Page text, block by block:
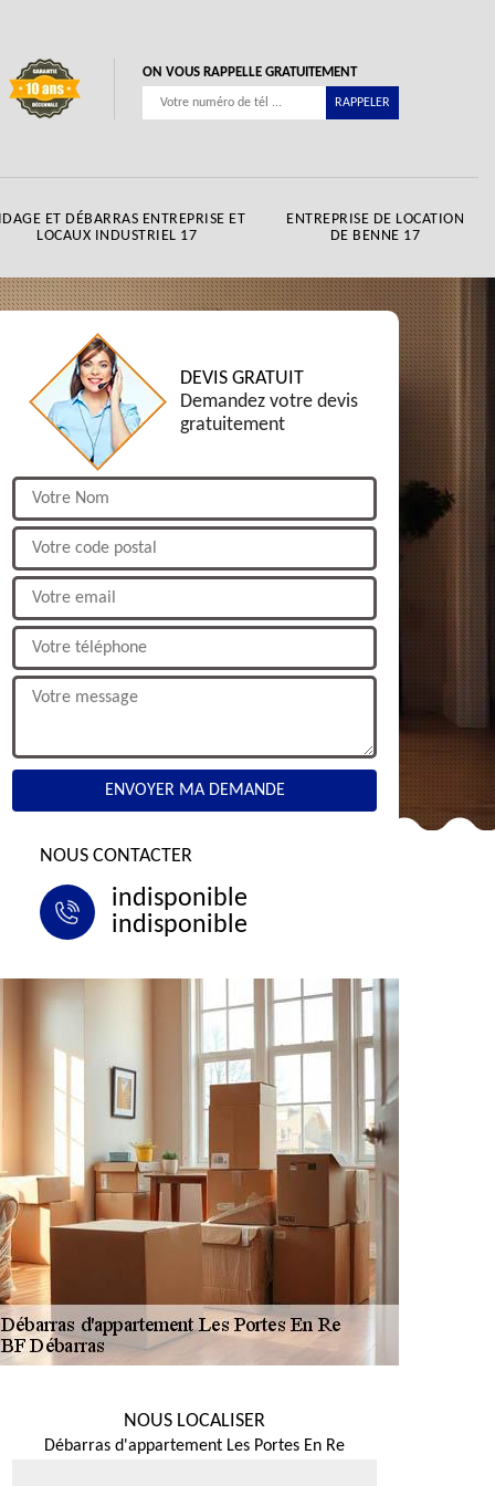
ON VOUS RAPPELLE GRATUITEMENT
ET DÉBARRAS ENTREPRISE ET
LOCAUX INDUSTRIEL 17
ENTREPRISE DE LOCATION
DE BENNE 17
DEVIS GRATUIT
Demandez votre devis
gratuitement
NOUS CONTACTER
indisponible
indisponible
NOUS LOCALISER
Débarras d'appartement Les Portes En Re